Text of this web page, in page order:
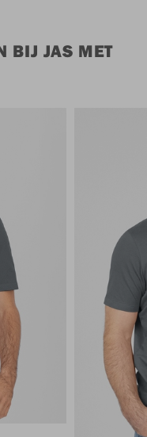
BIJ JAS MET